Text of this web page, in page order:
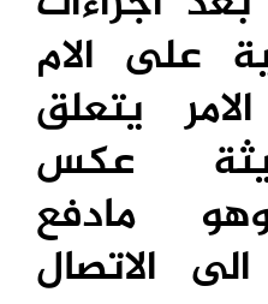
على الام
يتعلق
عكس
وهو مادفع
الاتصال